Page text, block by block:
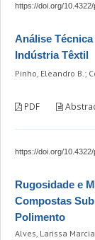
https://doi.org/
Análise
Indústria Têxtil
Pinho, Eleandro B.;
PDF
https://doi.org/
Rugosidade e
Compostas
Polimento
Alves, Larissa